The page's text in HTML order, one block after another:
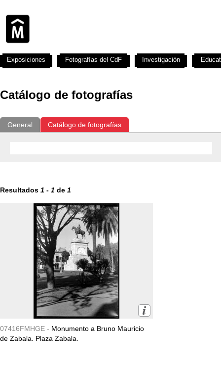
Catálogo de fotografías
General Catálogo de fotografías
Resultados 1 - 1 de 1
07416FMHGE - Monumento a Bruno Mauricio
de Zabala. Plaza Zabala.
Exposiciones Fotografías del CdF Investigación